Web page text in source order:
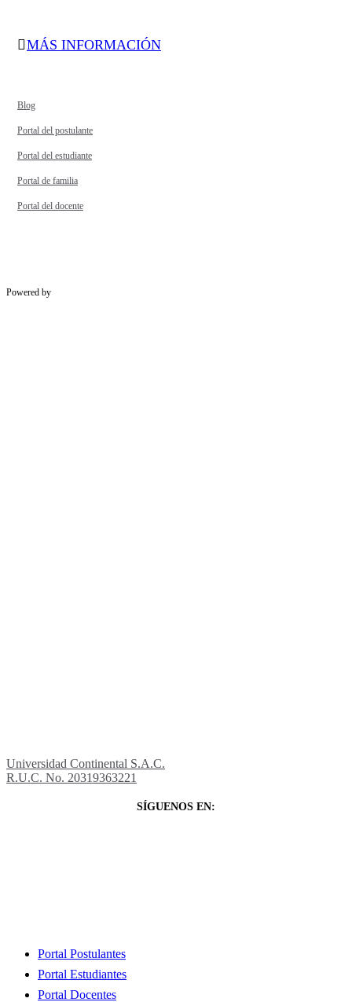
MÁS INFORMACIÓN
Blog
Portal del postulante
Portal del estudiante
Portal de familia
Portal del docente
Powered by
Universidad Continental S.A.C.
R.U.C. No. 20319363221
SÍGUENOS EN:
Close
Portal Postulantes
Portal Estudiantes
Portal Docentes